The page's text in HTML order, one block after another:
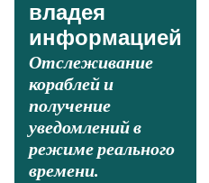
владея
информацией
Отслеживание
кораблей и
получение
уведомлений в
режиме реального
времени.